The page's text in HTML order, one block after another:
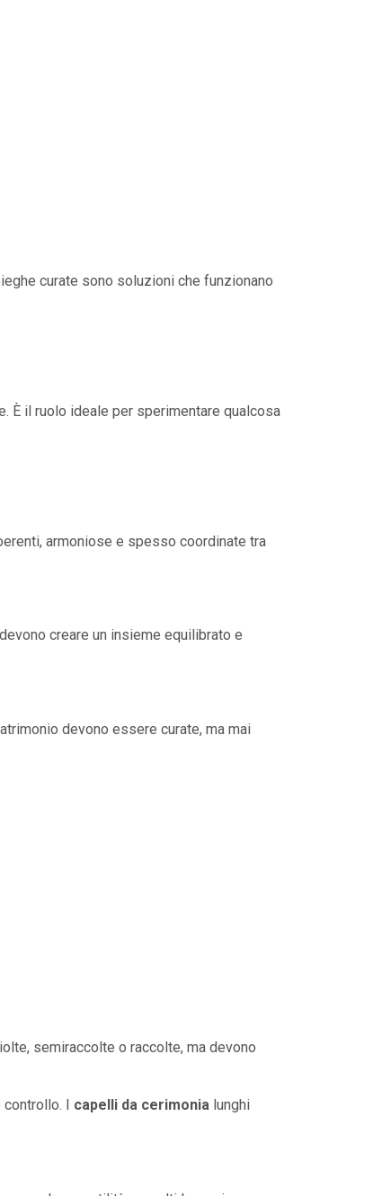
curate sono soluzioni che funzionano
È il ruolo ideale per sperimentare qualcosa
armoniose e spesso coordinate tra
creare un insieme equilibrato e
devono essere curate, ma mai
semiraccolte o raccolte, ma devono
I capelli da cerimonia lunghi